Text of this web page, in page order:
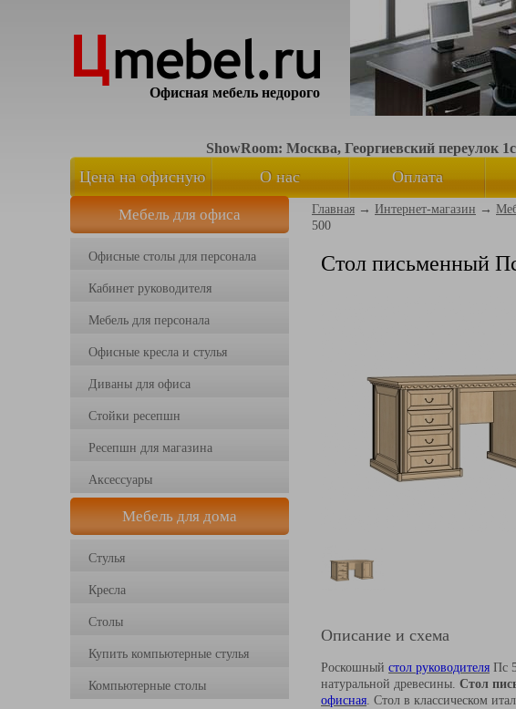
Офисная мебель недорого
ShowRoom: Москва, Георгиевский переулок
Цена на офисную
мебель
О нас Оплата
Мебель для офиса
Офисные столы для персонала
Кабинет руководителя
Мебель для персонала
Офисные кресла и стулья
Диваны для офиса
Стойки ресепшн
Ресепшн для магазина
Аксессуары
Мебель для дома
Стулья
Кресла
Столы
Купить компьютерные стулья
Компьютерные столы
Главная → Интернет-магазин →
500
Стол письменный
Описание и схема
Роскошный стол руководителя Пс
натуральной древесины. Стол
офисная. Стол в классическом